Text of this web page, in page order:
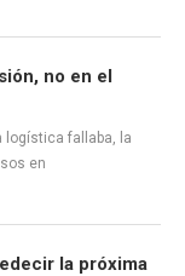
no en el
logística fallaba, la
en
la próxima